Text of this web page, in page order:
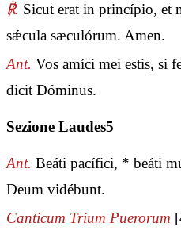
℟. Sicut erat in princípio, et
sǽcula sæculórum. Amen.
Ant. Vos amíci mei estis, si
dicit Dóminus.
Sezione Laudes5
Ant. Beáti pacífici, * beáti
Deum vidébunt.
Canticum Trium Puerorum